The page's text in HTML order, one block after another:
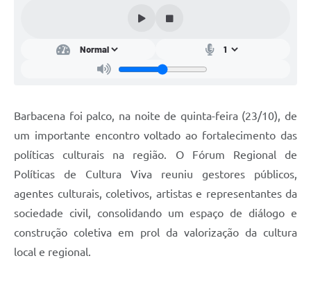
Plano Diretor e Mobilidade Urbana
3º Jornada Empreendedora BQ
Festival Gastronômico
Emprega Barbacena
Barbacena foi palco, na noite de quinta-feira (23/10), de
um importante encontro voltado ao fortalecimento das
políticas culturais na região. O Fórum Regional de
Políticas de Cultura Viva reuniu gestores públicos,
agentes culturais, coletivos, artistas e representantes da
sociedade civil, consolidando um espaço de diálogo e
construção coletiva em prol da valorização da cultura
local e regional.